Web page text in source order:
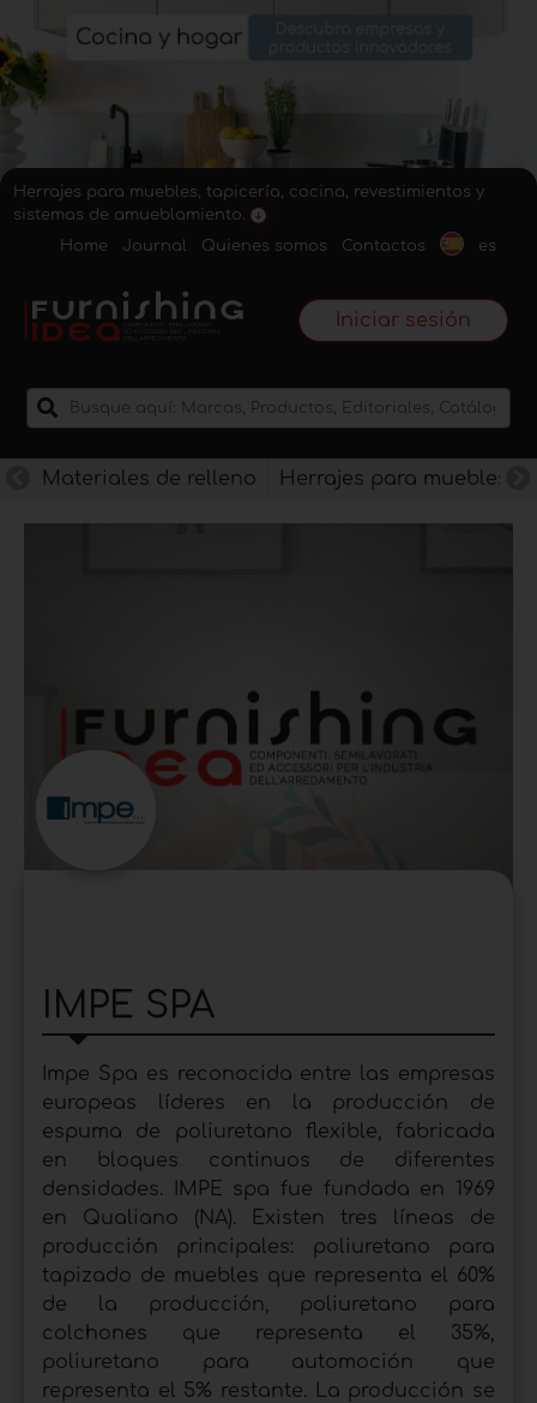
Herrajes para muebles, tapicería, cocina, revestimientos y
sistemas de amueblamiento.
Home
Journal Quienes somos Contactos es
Iniciar sesión
Materiales de relleno Herrajes para muebles
IMPE SPA
Impe Spa es reconocida entre las empresas
europeas líderes en la producción de
espuma de poliuretano flexible, fabricada
en bloques continuos de diferentes
densidades. IMPE spa fue fundada en 1969
en Qualiano (NA). Existen tres líneas de
producción principales: poliuretano para
tapizado de muebles que representa el 60%
de la producción, poliuretano para
colchones que representa el 35%,
poliuretano para automoción que
representa el 5% restante. La producción se